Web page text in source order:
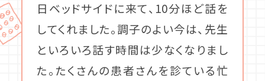
日ベッドサイドに来て、10分ほど話を
してくれました。調子のよい今は、先生
といろいろ話す時間は少なくなりまし
た。たくさんの患者さんを診ている忙